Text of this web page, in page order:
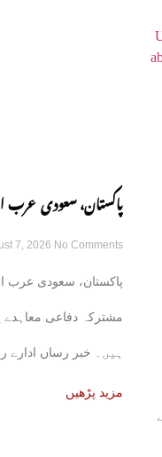
پاکستان، سعودی عرب
مشترکہ دفاعی معاہدہ آج
7, 2026 No Comments
پاکستان، سعودی عرب
مشترکہ دفاعی معاہدے
ہیں۔ خبر رساں ادارے
علاقائی ذرائع نے بتایا
مزید پڑھیں